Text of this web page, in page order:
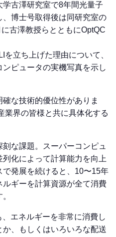
古澤研究室で8年間光量子
博士号取得後は同研究室の
古澤教授らとともにOptQC
立ち上げた理由について、
ピュータの実機写真を示し
確な技術的優位性がありま
業界の皆様と共に具体化する
な課題。スーパーコンピュ
化によって計算能力を向上
発展を続けると、10〜15年
ギーを計算資源が全て消費
、エネルギーを非常に消費し
、もしくはいろいろな配送